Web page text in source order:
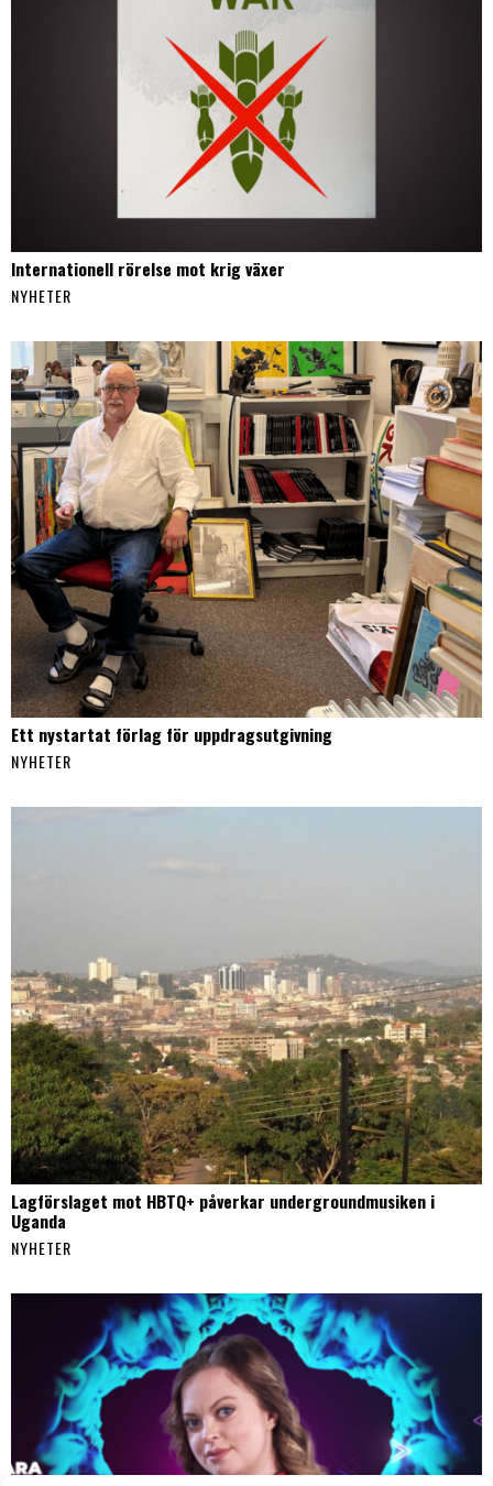
Internationell rörelse mot krig växer
NYHETER
Ett nystartat förlag för uppdragsutgivning
NYHETER
Lagförslaget mot HBTQ+ påverkar undergroundmusiken i
Uganda
NYHETER